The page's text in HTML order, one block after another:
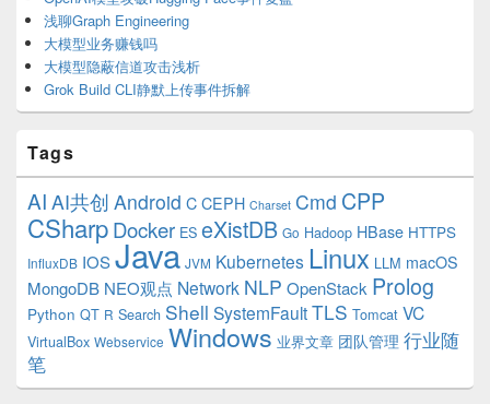
浅聊Graph Engineering
大模型业务赚钱吗
大模型隐蔽信道攻击浅析
Grok Build CLI静默上传事件拆解
Tags
AI AI共创 Android C CEPH Charset Cmd CPP
CSharpDocker ES eXistDB Go Hadoop HBase HTTPS
InfluxDB IOSJava JVM Kubernetes Linux LLM macOS
MongoDB NEO观点 Network NLP OpenStack Prolog
Python QT R Search Shell SystemFaultTLS Tomcat VC
VirtualBox Webservice Windows 业界文章 团队管理 行业随
笔